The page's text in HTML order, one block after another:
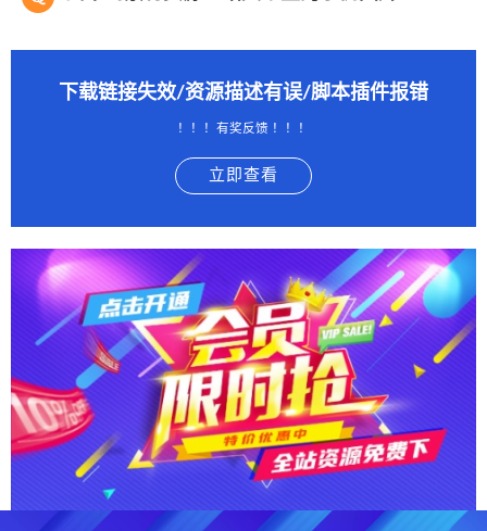
下载链接失效/资源描述有误/脚本插件报错
！！！有奖反馈 ！！！
立即查看